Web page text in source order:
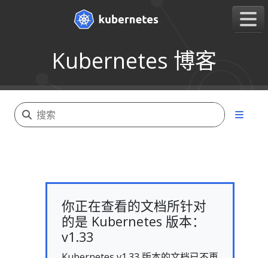
Kubernetes 博客
你正在查看的文档所针对
的是 Kubernetes 版本：
v1.33